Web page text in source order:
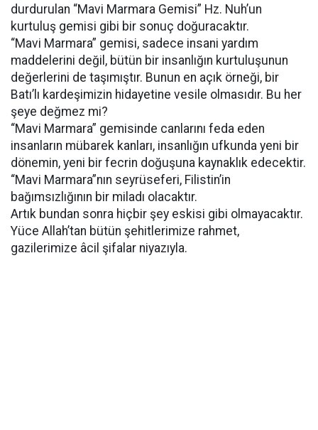
durdurulan “Mavi Marmara Gemisi” Hz. Nuh’un
kurtuluş gemisi gibi bir sonuç doğuracaktır.
“Mavi Marmara” gemisi, sadece insani yardım
maddelerini değil, bütün bir insanlığın kurtuluşunun
değerlerini de taşımıştır. Bunun en açık örneği, bir
Batı’lı kardeşimizin hidayetine vesile olmasıdır. Bu her
şeye değmez mi?
“Mavi Marmara” gemisinde canlarını feda eden
insanların mübarek kanları, insanlığın ufkunda yeni bir
dönemin, yeni bir fecrin doğuşuna kaynaklık edecektir.
“Mavi Marmara”nın seyrüseferi, Filistin’in
bağımsızlığının bir miladı olacaktır.
Artık bundan sonra hiçbir şey eskisi gibi olmayacaktır.
Yüce Allah’tan bütün şehitlerimize rahmet,
gazilerimize âcil şifalar niyazıyla.